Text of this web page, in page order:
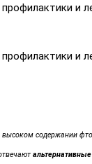
и
и
содержании